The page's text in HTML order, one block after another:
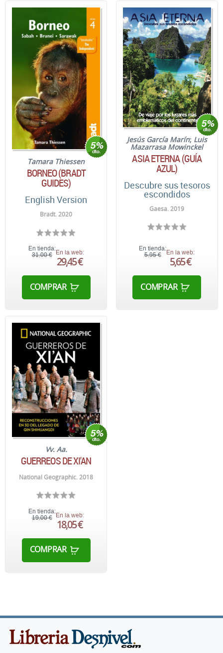
Tamara Thiessen
BORNEO (BRADT
GUIDES)
English Version
Bradt. 2020
En tienda:
31,00 € En la web:
29,45 €
COMPRAR
Jesús García Marín; Luis
Mazarrasa Mowinckel
ASIA ETERNA (GUÍA
AZUL)
Descubre sus tesoros
escondidos
Gaesa. 2019
En tienda:
5,95 €
En la web:
5,65 €
COMPRAR
Vv. Aa.
GUERREOS DE XI'AN
National Geographic. 2018
En tienda:
19,00 € En la web:
18,05 €
COMPRAR